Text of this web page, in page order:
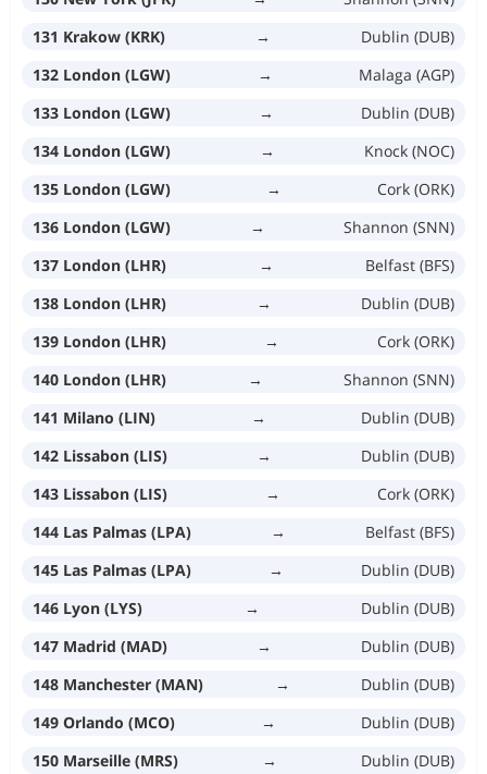
131 Krakow (KRK)
→
Dublin (DUB)
132 London (LGW)
→
Malaga (AGP)
133 London (LGW)
→
Dublin (DUB)
134 London (LGW)
→
Knock (NOC)
135 London (LGW)
→
Cork (ORK)
136 London (LGW)
→
Shannon (SNN)
137 London (LHR)
→
Belfast (BFS)
138 London (LHR)
→
Dublin (DUB)
139 London (LHR)
→
Cork (ORK)
140 London (LHR)
→
Shannon (SNN)
141 Milano (LIN)
→
Dublin (DUB)
142 Lissabon (LIS)
→
Dublin (DUB)
143 Lissabon (LIS)
→
Cork (ORK)
144 Las Palmas (LPA)
→
Belfast (BFS)
145 Las Palmas (LPA)
→
Dublin (DUB)
146 Lyon (LYS)
→
Dublin (DUB)
147 Madrid (MAD)
→
Dublin (DUB)
148 Manchester (MAN)
→
Dublin (DUB)
149 Orlando (MCO)
→
Dublin (DUB)
150 Marseille (MRS)
→
Dublin (DUB)